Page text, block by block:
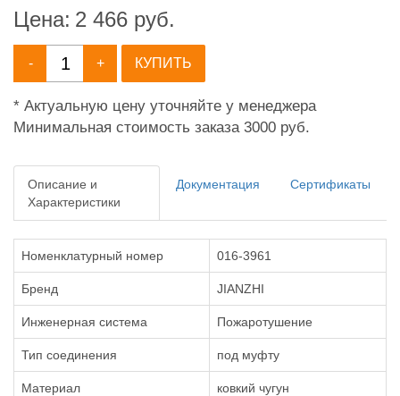
Цена: 2 466 руб.
- + КУПИТЬ
* Актуальную цену уточняйте у менеджера
Минимальная стоимость заказа 3000 руб.
Описание и
Характеристики
Документация Сертификаты
Номенклатурный номер 016-3961
Бренд JIANZHI
Инженерная система Пожаротушение
Тип соединения под муфту
Материал ковкий чугун